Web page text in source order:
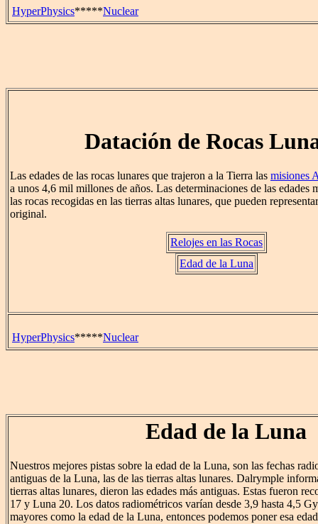
HyperPhysics*****Nuclear
Datación de Rocas
Las edades de las rocas lunares que trajeron a la Tierra las misiones
a unos 4,6 mil millones de años. Las determinaciones de las edades
las rocas recogidas en las tierras altas lunares, que pueden
original.
Relojes en las Rocas
Edad de la Luna
HyperPhysics*****Nuclear
Edad de la Luna
Nuestros mejores pistas sobre la edad de la Luna, son las fechas
antiguas de la Luna, las de las tierras altas lunares. Dalrymple
tierras altas lunares, dieron las edades más antiguas. Estas fueron
17 y Luna 20. Los datos radiométricos varían desde 3,9 hasta 4,5
mayores como la edad de la Luna, entonces podemos poner esa